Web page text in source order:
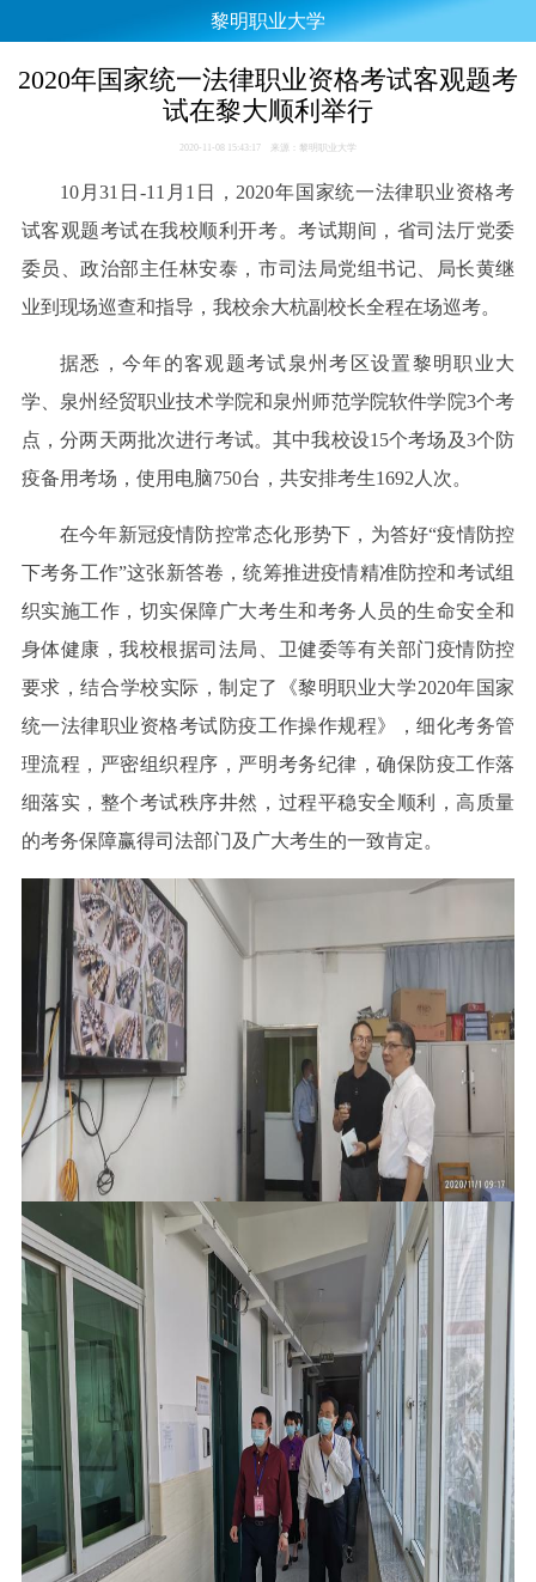
黎明职业大学
2020年国家统一法律职业资格考试客观题考
试在黎大顺利举行
2020-11-08 15:43:17 来源：黎明职业大学
10月31日-11月1日，2020年国家统一法律职业资格考
试客观题考试在我校顺利开考。考试期间，省司法厅党委
委员、政治部主任林安泰，市司法局党组书记、局长黄继
业到现场巡查和指导，我校余大杭副校长全程在场巡考。
据悉，今年的客观题考试泉州考区设置黎明职业大
学、泉州经贸职业技术学院和泉州师范学院软件学院3个考
点，分两天两批次进行考试。其中我校设15个考场及3个防
疫备用考场，使用电脑750台，共安排考生1692人次。
在今年新冠疫情防控常态化形势下，为答好“疫情防控
下考务工作”这张新答卷，统筹推进疫情精准防控和考试组
织实施工作，切实保障广大考生和考务人员的生命安全和
身体健康，我校根据司法局、卫健委等有关部门疫情防控
要求，结合学校实际，制定了《黎明职业大学2020年国家
统一法律职业资格考试防疫工作操作规程》，细化考务管
理流程，严密组织程序，严明考务纪律，确保防疫工作落
细落实，整个考试秩序井然，过程平稳安全顺利，高质量
的考务保障赢得司法部门及广大考生的一致肯定。